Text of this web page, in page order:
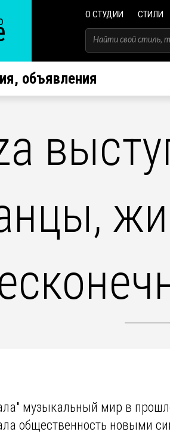
О СТУДИИ СТИЛИ
объявления
музыкальный мир в
общественность новыми